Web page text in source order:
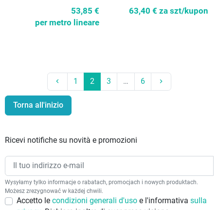
53,85 €
per metro lineare
63,40 € za szt/kupon
keyboard_arrow_left Precedente
1 2 3 … 6 keyboard_arrow_right
Torna all'inizio
Ricevi notifiche su novità e promozioni
Wysyłamy tylko informacje o rabatach, promocjach i nowych produktach.
Możesz zrezygnować w każdej chwili.
Accetto le condizioni generali d'uso e l'informativa sulla